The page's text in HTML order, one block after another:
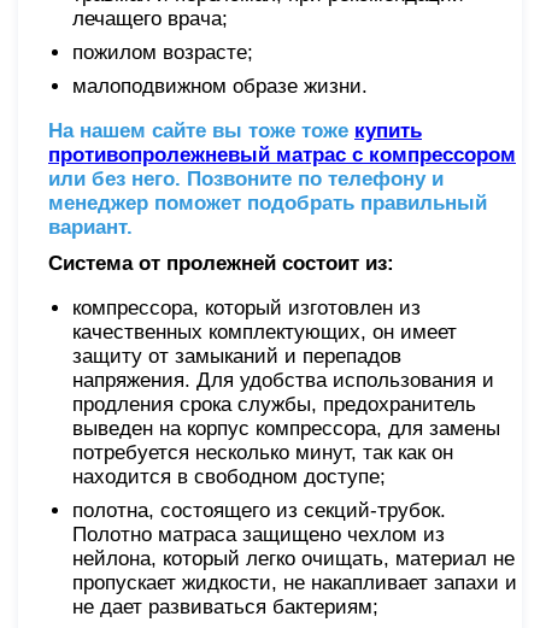
лечащего врача;
пожилом возрасте;
малоподвижном образе жизни.
На нашем сайте вы тоже тоже купить
противопролежневый матрас с компрессором
или без него. Позвоните по телефону и
менеджер поможет подобрать правильный
вариант.
Система от пролежней состоит из:
компрессора, который изготовлен из
качественных комплектующих, он имеет
защиту от замыканий и перепадов
напряжения. Для удобства использования и
продления срока службы, предохранитель
выведен на корпус компрессора, для замены
потребуется несколько минут, так как он
находится в свободном доступе;
полотна, состоящего из секций-трубок.
Полотно матраса защищено чехлом из
нейлона, который легко очищать, материал не
пропускает жидкости, не накапливает запахи и
не дает развиваться бактериям;